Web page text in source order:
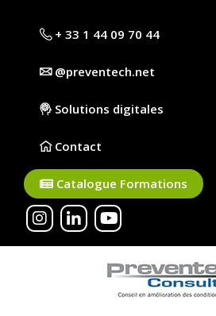
+ 33 1 44 09 70 44
@preventech.net
Solutions digitales
Contact
Catalogue Formations